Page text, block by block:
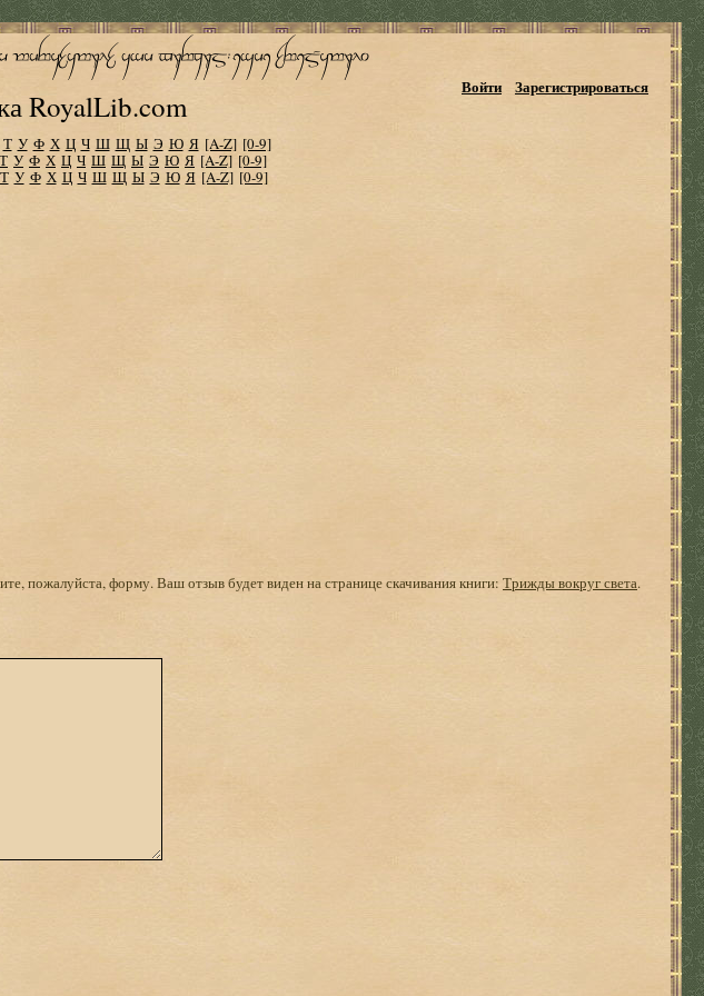
RoyalLib.com
Войти Зарегистрироваться
Т У Ф Х Ц Ч Ш Щ Ы Э Ю Я [A-Z] [0-9]
Т У Ф Х Ц Ч Ш Щ Ы Э Ю Я [A-Z] [0-9]
Т У Ф Х Ц Ч Ш Щ Ы Э Ю Я [A-Z] [0-9]
пожалуйста, форму. Ваш отзыв будет виден на странице скачивания книги: Трижды вокруг света.